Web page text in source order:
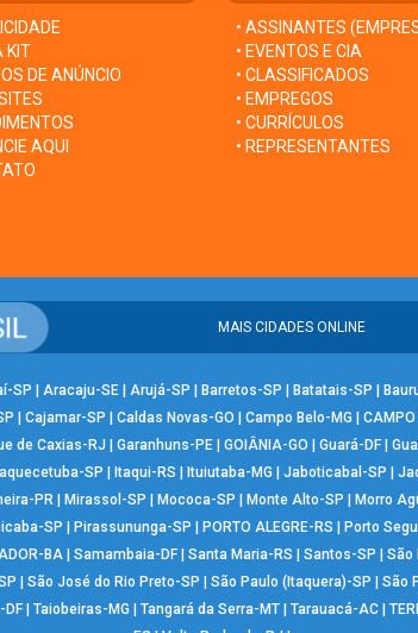
KIT
DE ANÚNCIO
AQUI
• ASSINANTES
• EVENTOS E CIA
• CLASSIFICADOS
• EMPREGOS
• CURRÍCULOS
• REPRESENTANTES
MAIS CIDADES ONLINE
SP Aracaju-SE| Arujá-SP Barretos-SP Batatais-SP
Cajamar-SP Caldas Novas-GO Campo Belo-MG CAMPO
de Caxias-RJ Garanhuns-PE GOIÂNIA-GO Guará-DF
SP Itaqui-RS Ituiutaba-MG Jaboticabal-SP
PR Mirassol-SP Mococa-SP Monte Alto-SP Morro
SP Pirassununga-SP PORTO ALEGRE-RS Porto
BA Samambaia-DF Santa Maria-RS Santos-SP São
São José do Rio Preto-SP São Paulo (Itaquera)-SP São
DF| Taiobeiras-MG Tangará da Serra-MT| Tarauacá-AC|